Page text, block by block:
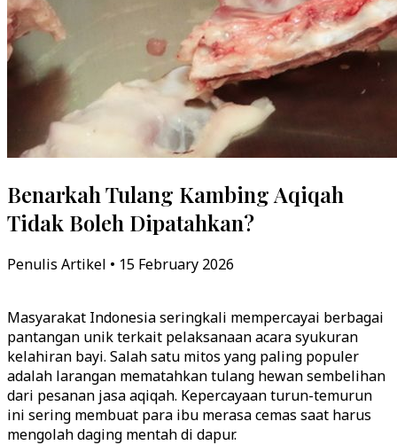
Benarkah Tulang Kambing Aqiqah
Tidak Boleh Dipatahkan?
Penulis Artikel • 15 February 2026
Masyarakat Indonesia seringkali mempercayai berbagai
pantangan unik terkait pelaksanaan acara syukuran
kelahiran bayi. Salah satu mitos yang paling populer
adalah larangan mematahkan tulang hewan sembelihan
dari pesanan jasa aqiqah. Kepercayaan turun-temurun
ini sering membuat para ibu merasa cemas saat harus
mengolah daging mentah di dapur.